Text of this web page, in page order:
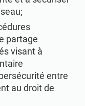
partage
visant à
entre
au droit de